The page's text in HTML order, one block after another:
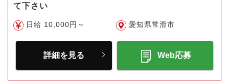
て下さい
日給 10,000円～ 愛知県常滑市
詳細を見る Web応募